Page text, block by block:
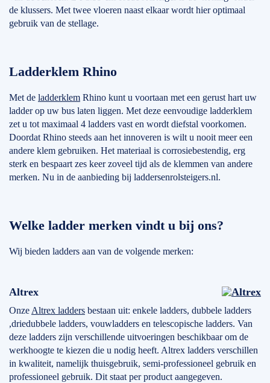
de klussers. Met twee vloeren naast elkaar wordt hier optimaal
gebruik van de stellage.
Ladderklem Rhino
Met de ladderklem Rhino kunt u voortaan met een gerust hart uw
ladder op uw bus laten liggen. Met deze eenvoudige ladderklem
zet u tot maximaal 4 ladders vast en wordt diefstal voorkomen.
Doordat Rhino steeds aan het innoveren is wilt u nooit meer een
andere klem gebruiken. Het materiaal is corrosiebestendig, erg
sterk en bespaart zes keer zoveel tijd als de klemmen van andere
merken. Nu in de aanbieding bij laddersenrolsteigers.nl.
Welke ladder merken vindt u bij ons?
Wij bieden ladders aan van de volgende merken:
Altrex
Onze Altrex ladders bestaan uit: enkele ladders, dubbele ladders
,driedubbele ladders, vouwladders en telescopische ladders. Van
deze ladders zijn verschillende uitvoeringen beschikbaar om de
werkhoogte te kiezen die u nodig heeft. Altrex ladders verschillen
in kwaliteit, namelijk thuisgebruik, semi-professioneel gebruik en
professioneel gebruik. Dit staat per product aangegeven.